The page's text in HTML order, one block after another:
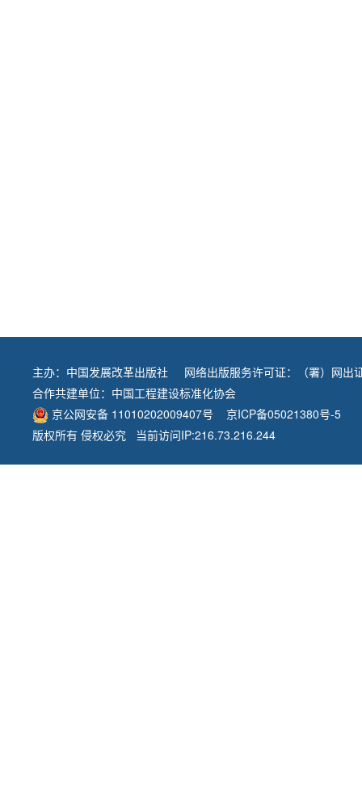
主办： 中国发展改革出版社
网络出版服务许可证：（署）网出
合作共建单位： 中国工程建设标准化协会
京公网安备 11010202009407号
京ICP备05021380号-5
版权所有 侵权必究 当前访问IP:216.73.216.244